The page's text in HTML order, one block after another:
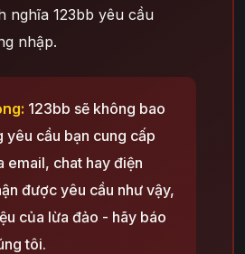
nghĩa 123bb yêu cầu
nhập.
123bb sẽ không bao
yêu cầu bạn cung cấp
email, chat hay điện
được yêu cầu như vậy,
của lừa đảo - hãy báo
tôi.